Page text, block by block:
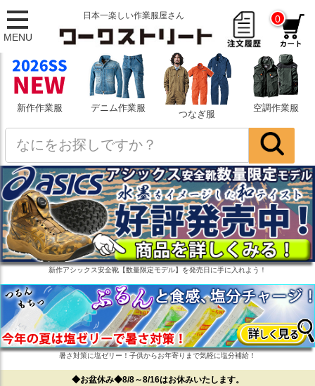
MENU
日本一楽しい作業服屋さん 0
新作作業服 デニム作業服
つなぎ服
空調作業服
新作アシックス安全靴【数量限定モデル】を発売日に手に入れよう！
暑さ対策に塩ゼリー！子供からお年寄りまで気軽に塩分補給！
◆お盆休み◆8/8～8/16はお休みいたします。